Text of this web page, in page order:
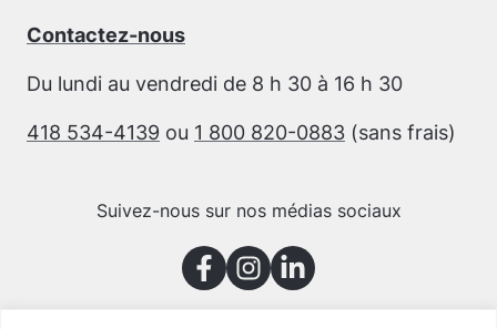
Contactez-nous
Du lundi au vendredi de 8 h 30 à 16 h 30
418 534-4139 ou 1 800 820-0883 (sans frais)
Suivez-nous sur nos médias sociaux